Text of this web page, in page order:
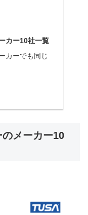
カー10社一覧
カーでも同じ
メーカー10